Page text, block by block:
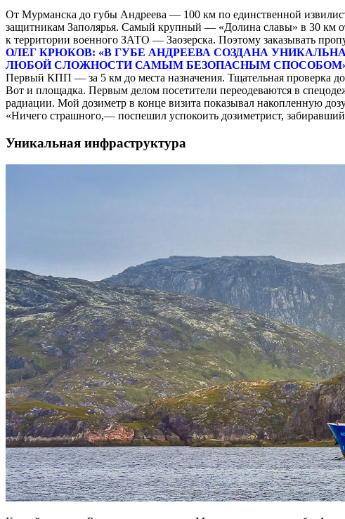
От Мурманска до губы Андреева — 100 км по единственной
защитникам Заполярья. Самый крупный — «Долина славы» в 30 км
к территории военного ЗАТО — Заозерска. Поэтому заказывать
ОЛЕГ КРЮКОВ: «В ГУБЕ АНДРЕЕВА СОЗДАНА
ЛЮБОЙ СЛОЖНОСТИ САМЫМ БЕЗОПАСНЫМ
Первый КПП — за 5 км до места назначения. Тщательная проверка
Вот и площадка. Первым делом посетители переодеваются в
радиации. Мой дозиметр в конце визита показывал накопленную
«Ничего страшного,— поспешил успокоить дозиметрист,
Уникальная инфраструктура